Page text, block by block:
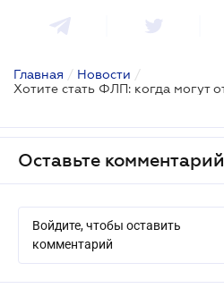
Главная / Новости /
Оставьте комментарий
Войдите, чтобы оставить
комментарий